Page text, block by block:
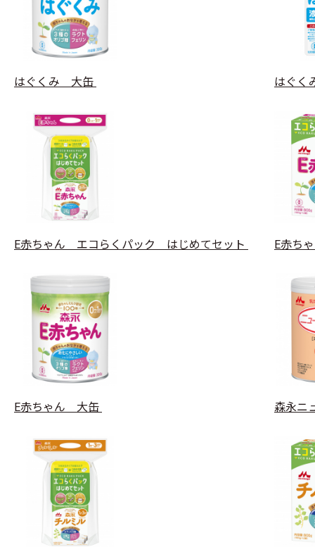
はぐくみ 大缶 はぐく
E赤ちゃん エコらくパック はじめてセット E赤ち
E赤ちゃん 大缶 森永ニ